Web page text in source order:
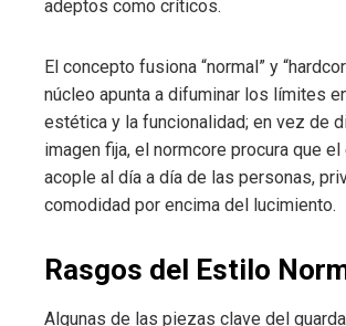
adeptos como críticos.
El concepto fusiona “normal” y
núcleo apunta a difuminar los límites
estética y la funcionalidad; en vez de
imagen fija, el normcore procura que
acople al día a día de las personas,
comodidad por encima del lucimiento.
Rasgos del Estilo
Algunas de las piezas clave del